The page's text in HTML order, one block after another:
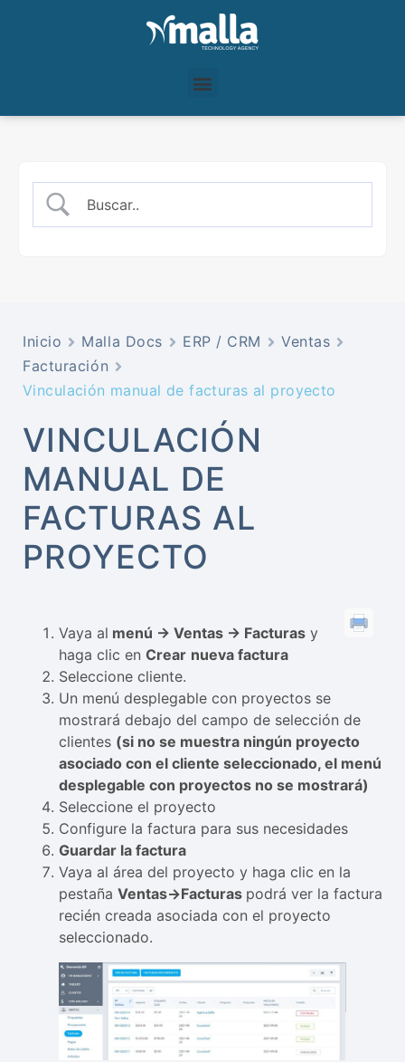
Inicio Malla Docs ERP / CRM
Ventas
Facturación
Vinculación manual de facturas al proyecto
VINCULACIÓN
MANUAL DE
FACTURAS AL
PROYECTO
Vaya al menú -> Ventas -> Facturas y
haga clic en Crear nueva factura
Seleccione cliente.
Un menú desplegable con proyectos se
mostrará debajo del campo de selección de
clientes (si no se muestra ningún proyecto
asociado con el cliente seleccionado, el menú
desplegable con proyectos no se mostrará)
Seleccione el proyecto
Configure la factura para sus necesidades
Guardar la factura
Vaya al área del proyecto y haga clic en la
pestaña Ventas->Facturas podrá ver la factura
recién creada asociada con el proyecto
seleccionado.